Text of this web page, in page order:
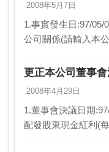
2008年5月7日
1.事實發生日:97/05/
公司關係(請輸入本
董事會決議日期：
更正本公司董事
2008年4月29日
1.董事會決議日期
配發股東現金紅利(